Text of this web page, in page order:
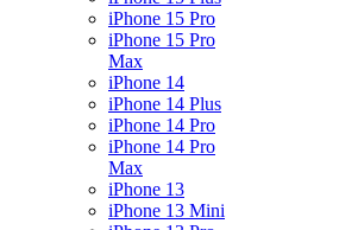
iPhone 15 Pro
iPhone 15 Pro
Max
iPhone 14
iPhone 14 Plus
iPhone 14 Pro
iPhone 14 Pro
Max
iPhone 13
iPhone 13 Mini